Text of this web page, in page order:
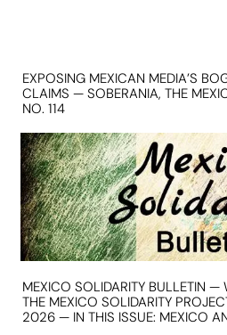
EXPOSING MEXICAN MEDIA’S
CLAIMS — SOBERANIA, THE
NO. 114
MEXICO SOLIDARITY BULLETIN —
THE MEXICO SOLIDARITY
2026 — IN THIS ISSUE: MEXICO